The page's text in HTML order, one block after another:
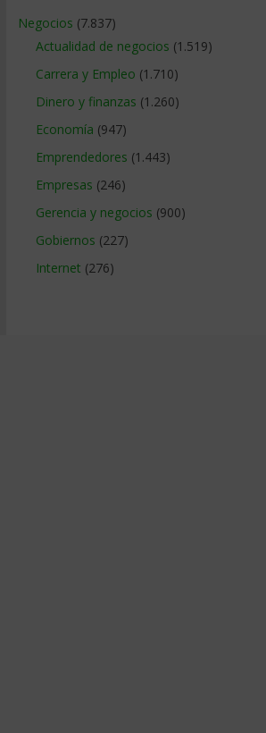
Negocios (7.837)
Actualidad de negocios (1.519)
Carrera y Empleo (1.710)
Dinero y finanzas (1.260)
Economía (947)
Emprendedores (1.443)
Empresas (246)
Gerencia y negocios (900)
Gobiernos (227)
Internet (276)